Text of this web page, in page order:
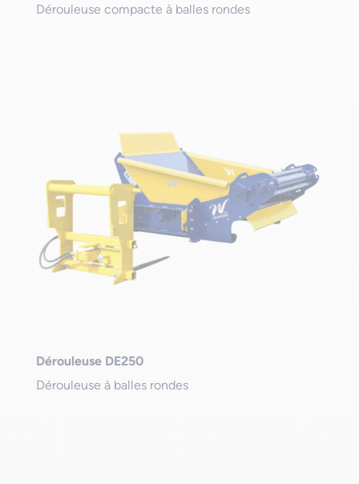
Dérouleuse compacte à balles rondes
Dérouleuse DE250
Dérouleuse à balles rondes